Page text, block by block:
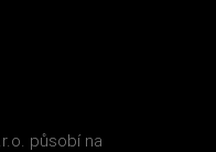
působí na